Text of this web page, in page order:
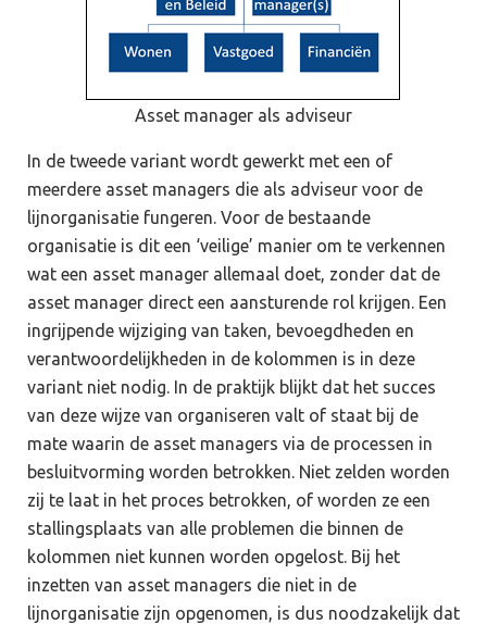
Asset manager als adviseur
In de tweede variant wordt gewerkt met een of
meerdere asset managers die als adviseur voor de
lijnorganisatie fungeren. Voor de bestaande
organisatie is dit een ‘veilige’ manier om te verkennen
wat een asset manager allemaal doet, zonder dat de
asset manager direct een aansturende rol krijgen. Een
ingrijpende wijziging van taken, bevoegdheden en
verantwoordelijkheden in de kolommen is in deze
variant niet nodig. In de praktijk blijkt dat het succes
van deze wijze van organiseren valt of staat bij de
mate waarin de asset managers via de processen in
besluitvorming worden betrokken. Niet zelden worden
zij te laat in het proces betrokken, of worden ze een
stallingsplaats van alle problemen die binnen de
kolommen niet kunnen worden opgelost. Bij het
inzetten van asset managers die niet in de
lijnorganisatie zijn opgenomen, is dus noodzakelijk dat